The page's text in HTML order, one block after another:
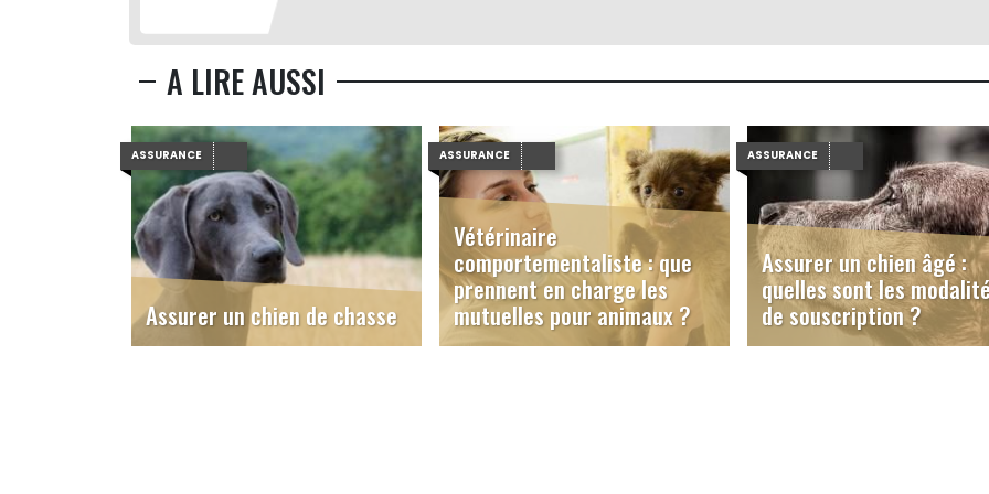
A LIRE AUSSI
ASSURANCE
Assurer un chien de chasse
ASSURANCE
Vétérinaire
comportementaliste : que
prennent en charge les
mutuelles pour animaux ?
ASSURANCE
Assurer un chien âgé :
quelles sont les
de souscription ?